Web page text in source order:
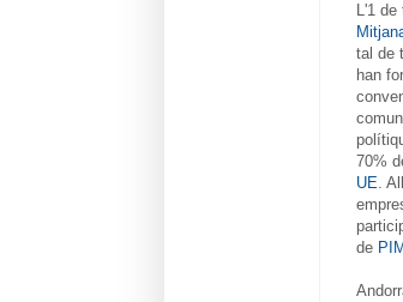
L'1 de
tal de
han
70%
UE.
de